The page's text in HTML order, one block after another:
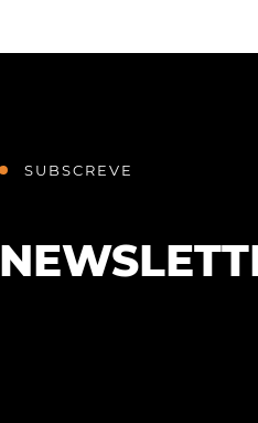
SUBSCREVE